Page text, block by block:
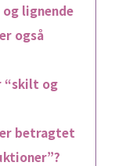
lignende
også
“skilt og
betragtet